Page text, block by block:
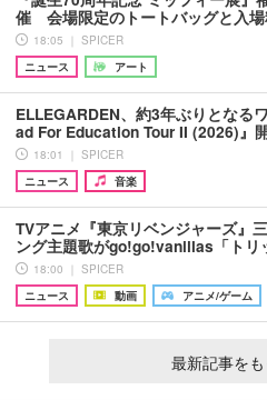
催 会場限定のトートバッグと入
18:05 ｜ SPICER
ニュース
アート
ELLEGARDEN、約3年ぶりとなる
ad For Education Tour II (2026)』
18:01 ｜ SPICER
ニュース
音楽
TVアニメ『東京リベンジャーズ』
ング主題歌がgo!go!vanillas「ト
18:00 ｜ SPICER
ニュース
動画 アニメ/ゲーム
最新記事を